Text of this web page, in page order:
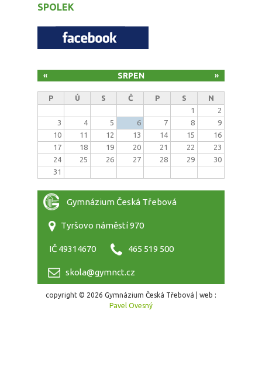
SPOLEK
SRPEN
« »
P Ú S Č P S
N
1
2
3
4 5 6 7 8
9
10
11 12 13 14 15
16
17
18 19 20 21 22
23
24
25 26 27 28 29
30
31
Gymnázium Česká Třebová
Tyršovo náměstí 970
IČ 49314670 465 519 500
skola@gymnct.cz
copyright © 2026 Gymnázium Česká Třebová | web :
Pavel Ovesný